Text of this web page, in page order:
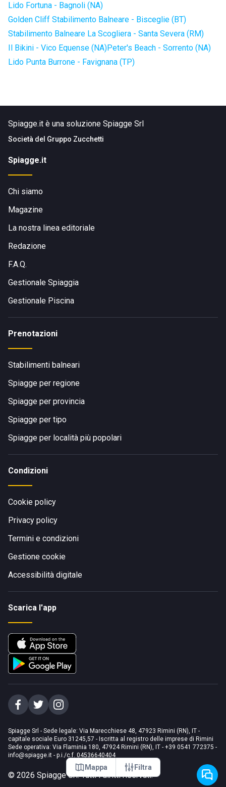
Mappa Filtra
Lido Fortuna - Bagnoli (NA)
Golden Cliff Stabilimento Balneare - Bisceglie (BT)
Stabilimento Balneare La Scogliera - Santa Severa (RM)
Il Bikini - Vico Equense (NA)Peter's Beach - Sorrento (NA)
Lido Punta Burrone - Favignana (TP)
Spiagge.it è una soluzione Spiagge Srl
Società del Gruppo Zucchetti
Spiagge.it
Chi siamo
Magazine
La nostra linea editoriale
Redazione
F.A.Q.
Gestionale Spiaggia
Gestionale Piscina
Prenotazioni
Stabilimenti balneari
Spiagge per regione
Spiagge per provincia
Spiagge per tipo
Spiagge per località più popolari
Condizioni
Cookie policy
Privacy policy
Termini e condizioni
Gestione cookie
Accessibilità digitale
Scarica l'app
Spiagge Srl - Sede legale: Via Marecchiese 48, 47923 Rimini (RN), IT -
capitale sociale Euro 31245,57 - Iscritta al registro delle imprese di Rimini
Sede operativa: Via Flaminia 180, 47924 Rimini (RN), IT - +39 0541 772375 -
info@spiagge.it - p.i./c.f. 04536640404
© 2026 Spiagge Srl. Tutti i diritti riservati.